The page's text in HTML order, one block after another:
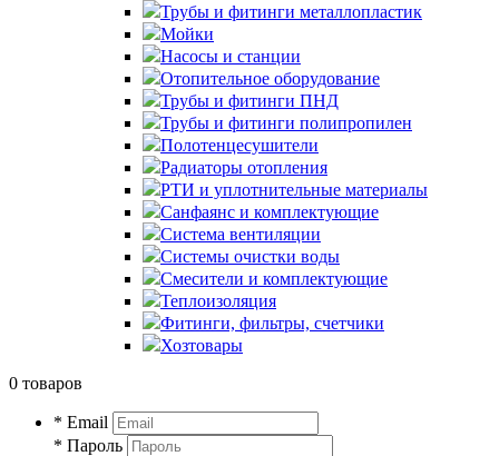
Трубы и фитинги металлопластик
Мойки
Насосы и станции
Отопительное оборудование
Трубы и фитинги ПНД
Трубы и фитинги полипропилен
Полотенцесушители
Радиаторы отопления
РТИ и уплотнительные материалы
Санфаянс и комплектующие
Система вентиляции
Системы очистки воды
Смесители и комплектующие
Теплоизоляция
Фитинги, фильтры, счетчики
Хозтовары
0 товаров
* Email
* Пароль